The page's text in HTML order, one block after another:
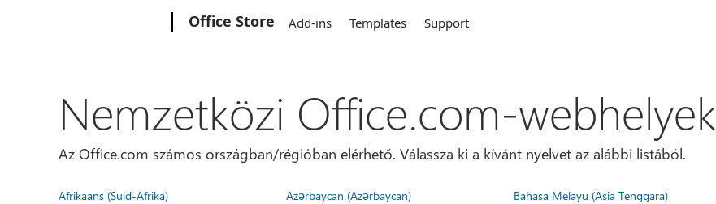
Office Store Add-ins Templates Support
Nemzetközi Office.com-webhelyek
Az Office.com számos országban/régióban elérhető. Válassza ki a kívánt nyelvet az alábbi listából.
Afrikaans (Suid-Afrika) Azərbaycan (Azərbaycan) Bahasa Melayu (Asia Tenggara)